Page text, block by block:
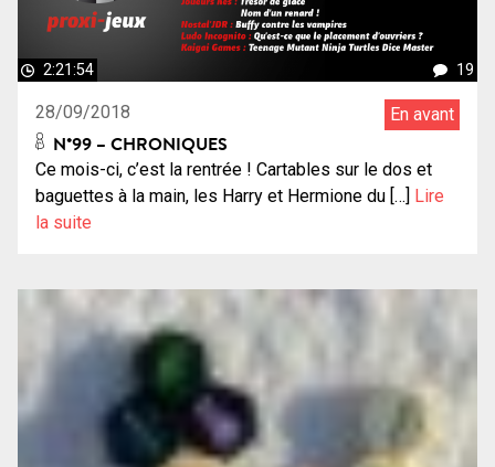
2:21:54 19
28/09/2018 En avant
N°99 – CHRONIQUES
Ce mois-ci, c’est la rentrée ! Cartables sur le dos et
baguettes à la main, les Harry et Hermione du […] Lire
la suite